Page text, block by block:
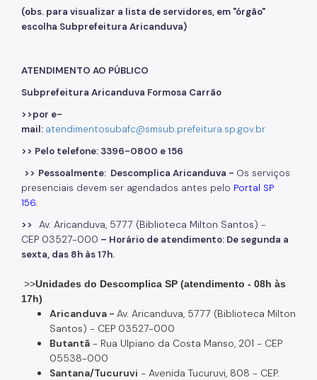
(obs. para visualizar a lista de servidores, em "órgão"
escolha Subprefeitura Aricanduva)
ATENDIMENTO AO PÚBLICO
Subprefeitura Aricanduva Formosa Carrão
>>por e-
mail: atendimentosubafc@smsub.prefeitura.sp.gov.br
>> Pelo telefone: 3396-0800 e 156
>> Pessoalmente: Descomplica Aricanduva - Os serviços
presenciais devem ser agendados antes pelo Portal SP
156.
>>
Av. Aricanduva, 5777 (Biblioteca Milton Santos) -
CEP 03527-000 – Horário de atendimento: De segunda a
sexta, das 8h às 17h.
>>Unidades do Descomplica SP (atendimento - 08h às
17h)
Aricanduva - Av. Aricanduva, 5777 (Biblioteca Milton
Santos) - CEP 03527-000
Butantã - Rua Ulpiano da Costa Manso, 201 - CEP
05538-000
Santana/Tucuruvi - Avenida Tucuruvi, 808 - CEP.